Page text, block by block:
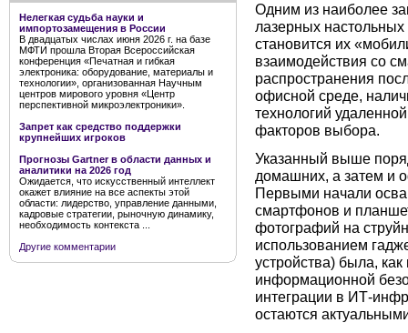
Нелегкая судьба науки и
импортозамещения в России
В двадцатых числах июня 2026 г. на базе
МФТИ прошла Вторая Всероссийская
конференция «Печатная и гибкая
электроника: оборудование, материалы и
технологии», организованная Научным
центров мирового уровня «Центр
перспективной микроэлектроники».
Запрет как средство поддержки
крупнейших игроков
Прогнозы Gartner в области данных и
аналитики на 2026 год
Ожидается, что искусственный интеллект
окажет влияние на все аспекты этой
области: лидерство, управление данными,
кадровые стратегии, рыночную динамику,
необходимость контекста ...
Другие комментарии
Одним из наиболее
лазерных
становится их
взаимодействия со
распространения
офисной среде,
технологий
факторов выбора.
Указанный выше
домашних, а затем и
Первыми начали
смартфонов и
фотографий на
использованием
устройства) была,
информационной
интеграции в ИТ-
остаются